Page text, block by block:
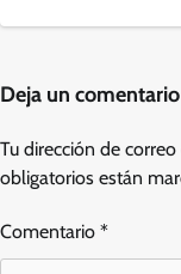
Deja un comentario
Tu dirección de
obligatorios están
Comentario *